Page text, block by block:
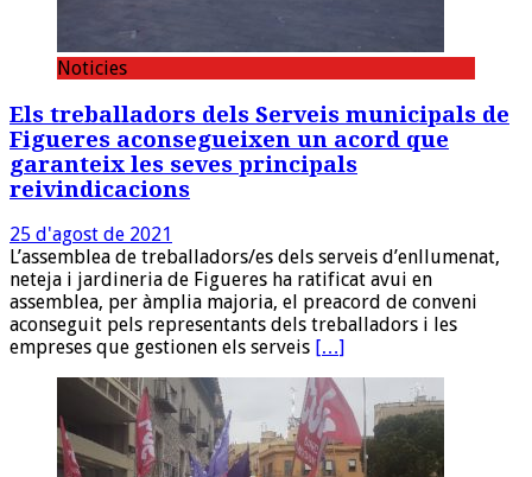
Noticies
Els treballadors dels Serveis municipals de
Figueres aconsegueixen un acord que
garanteix les seves principals
reivindicacions
25 d'agost de 2021
L’assemblea de treballadors/es dels serveis d’enllumenat,
neteja i jardineria de Figueres ha ratificat avui en
assemblea, per àmplia majoria, el preacord de conveni
aconseguit pels representants dels treballadors i les
empreses que gestionen els serveis […]